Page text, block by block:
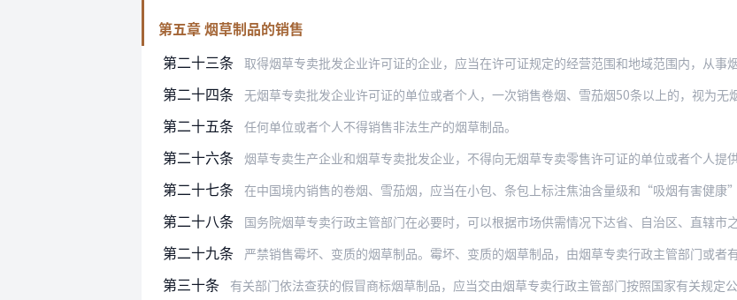
第五章 烟草制品的销售
第二十三条
取得烟草专卖批发企业许可证的企业，应当在许可证规定的经营范围和地域范围内，从事
第二十四条 无烟草专卖批发企业许可证的单位或者个人，一次销售卷烟、雪茄烟50条以上的，视为无
第二十五条 任何单位或者个人不得销售非法生产的烟草制品。
第二十六条 烟草专卖生产企业和烟草专卖批发企业，不得向无烟草专卖零售许可证的单位或者个人提供
第二十七条 在中国境内销售的卷烟、雪茄烟，应当在小包、条包上标注焦油含量级和“吸烟有害健康”
第二十八条 国务院烟草专卖行政主管部门在必要时，可以根据市场供需情况下达省、自治区、直辖市
第二十九条 严禁销售霉坏、变质的烟草制品。霉坏、变质的烟草制品，由烟草专卖行政主管部门或者
第三十条 有关部门依法查获的假冒商标烟草制品，应当交由烟草专卖行政主管部门按照国家有关规定